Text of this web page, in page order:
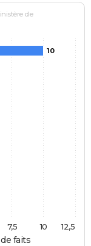
faits
de
10
10
7,5 12,5